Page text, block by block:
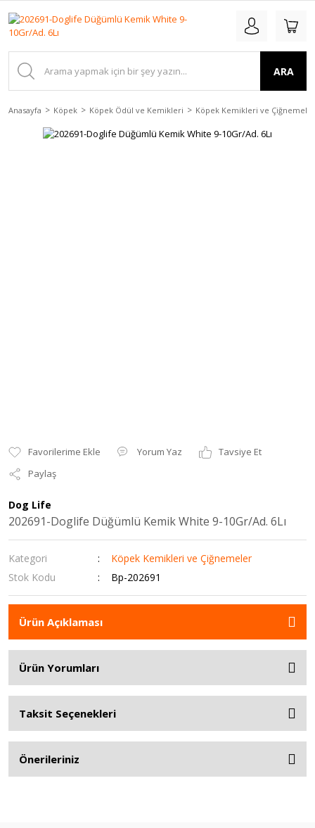
ARA
Anasayfa Köpek Köpek Ödül ve Kemikleri Köpek Kemikleri ve Çiğnemeler
Yorum Yaz
Tavsiye Et
Paylaş
Dog Life
202691-Doglife Düğümlü Kemik White 9-10Gr/Ad. 6Lı
Kategori
Köpek Kemikleri ve Çiğnemeler
Stok Kodu
Bp-202691
Ürün Açıklaması
Ürün Yorumları
Taksit Seçenekleri
Önerileriniz